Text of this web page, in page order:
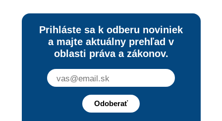
Prihláste sa k odberu noviniek
a majte aktuálny prehľad v
oblasti práva a zákonov.
Odoberať